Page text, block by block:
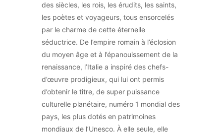
des siècles, les rois, les érudits, les saints,
les poètes et voyageurs, tous ensorcelés
par le charme de cette éternelle
séductrice. De l’empire romain à l’éclosion
du moyen âge et à l’épanouissement de la
renaissance, l’Italie a inspiré des chefs-
d’œuvre prodigieux, qui lui ont permis
d’obtenir le titre, de super puissance
culturelle planétaire, numéro 1 mondial des
pays, les plus dotés en patrimoines
mondiaux de l’Unesco. À elle seule, elle